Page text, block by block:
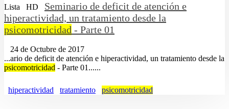
Lista HD
Seminario de deficit de atención e
hiperactividad, un tratamiento desde la
psicomotricidad - Parte 01
24 de Octubre de 2017
...ario de deficit de atención e hiperactividad, un tratamiento desde la
psicomotricidad - Parte 01......
hiperactividad tratamiento psicomotricidad